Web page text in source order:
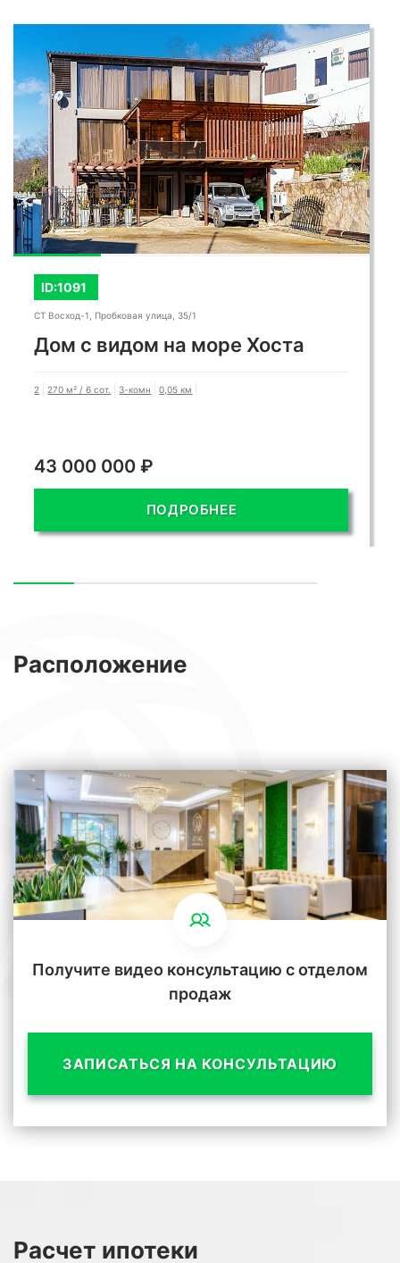
ID:1091
СТ Восход-1, Пробковая улица, 35/1
Дом с видом на море Хоста
2 270 м² / 6 сот. 3-комн 0,05 км
43 000 000 ₽
ПОДРОБНЕЕ
Расположение
Получите видео консультацию с отделом
продаж
ЗАПИСАТЬСЯ НА КОНСУЛЬТАЦИЮ
Расчет ипотеки